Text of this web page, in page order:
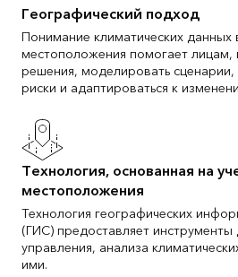
Географический подход
Понимание климатических данных
местоположения помогает
решения, моделировать
риски и адаптироваться к
Технология, основанная на
местоположения
Технология географических
(ГИС) предоставляет
управления, анализа
ими.